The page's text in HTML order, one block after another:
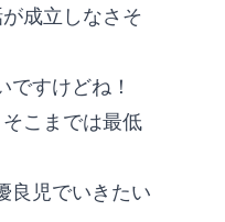
成立しなさそ
すけどね！
こまでは最低
良児でいきたい